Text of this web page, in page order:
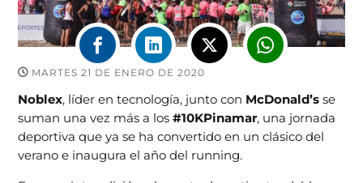
MARTES 21 DE ENERO DE 2020
Noblex, líder en tecnología, junto con McDonald’s se
suman una vez más a los#10KPinamar, una jornada
deportiva que ya se ha convertido en un clásico del
verano e inaugura el año del running.